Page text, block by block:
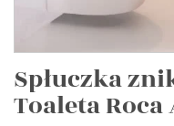
Spłuczka
Toaleta Roca